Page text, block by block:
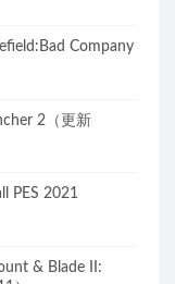
Company
2（更新
PES 2021
& Blade II: